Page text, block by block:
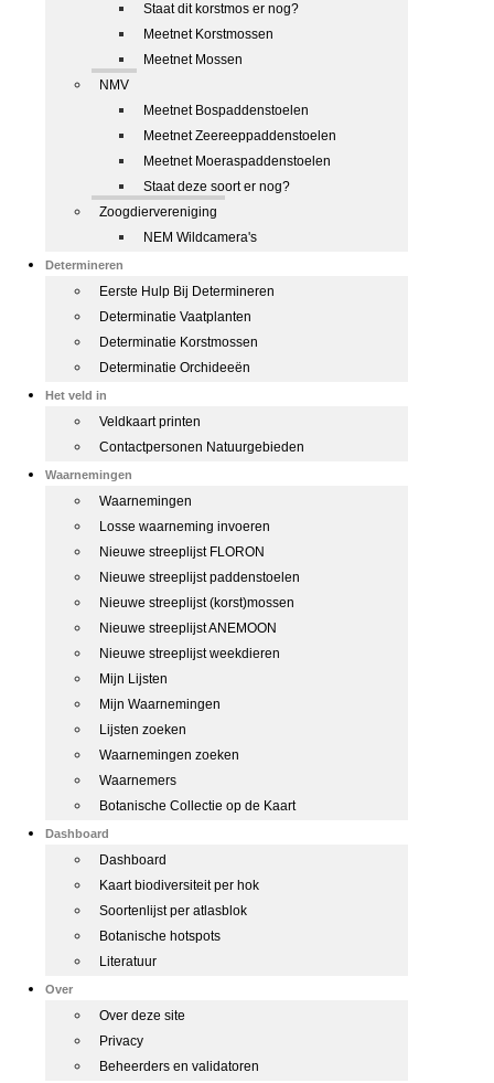
Staat dit korstmos er nog?
Meetnet Korstmossen
Meetnet Mossen
NMV
Meetnet Bospaddenstoelen
Meetnet Zeereeppaddenstoelen
Meetnet Moeraspaddenstoelen
Staat deze soort er nog?
Zoogdiervereniging
NEM Wildcamera's
Determineren
Eerste Hulp Bij Determineren
Determinatie Vaatplanten
Determinatie Korstmossen
Determinatie Orchideeën
Het veld in
Veldkaart printen
Contactpersonen Natuurgebieden
Waarnemingen
Waarnemingen
Losse waarneming invoeren
Nieuwe streeplijst FLORON
Nieuwe streeplijst paddenstoelen
Nieuwe streeplijst (korst)mossen
Nieuwe streeplijst ANEMOON
Nieuwe streeplijst weekdieren
Mijn Lijsten
Mijn Waarnemingen
Lijsten zoeken
Waarnemingen zoeken
Waarnemers
Botanische Collectie op de Kaart
Dashboard
Dashboard
Kaart biodiversiteit per hok
Soortenlijst per atlasblok
Botanische hotspots
Literatuur
Over
Over deze site
Privacy
Beheerders en validatoren